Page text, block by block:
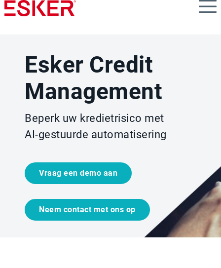
Skip
to
Esker Credit
Management
Beperk uw kredietrisico met
AI-gestuurde automatisering
Vraag een demo aan
Neem contact met ons op